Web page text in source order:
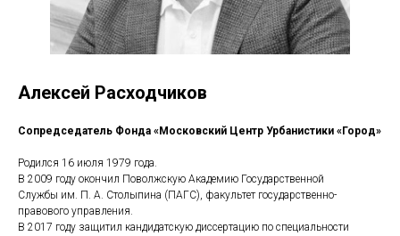
Алексей Расходчиков
Сопредседатель Фонда «Московский Центр Урбанистики «Город»
Родился 16 июля 1979 года.
В 2009 году окончил Поволжскую Академию Государственной
Службы им. П. А. Столыпина (ПАГС), факультет государственно-
правового управления.
В 2017 году защитил кандидатскую диссертацию по специальности